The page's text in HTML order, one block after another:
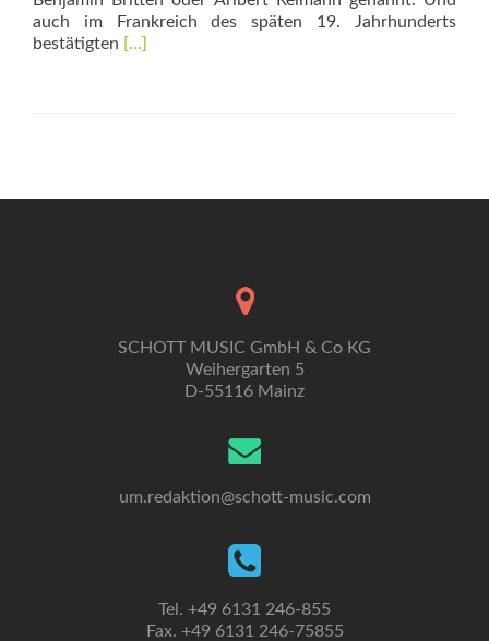
auch im Frankreich des späten 19. Jahrhunderts
bestätigten Read
[…]
SCHOTT MUSIC GmbH & Co KG
Weihergarten 5
D-55116 Mainz
um.redaktion@schott-music.com
Tel. +49 6131 246-855
Fax. +49 6131 246-75855